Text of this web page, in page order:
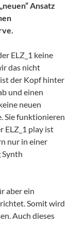
Ansatz
ELZ_1 keine
das nicht
ist der Kopf hinter
und einen
neuen
Sie funktionieren
ELZ_1 play ist
nur in einer
Synth
aber ein
Somit wird
Auch dieses